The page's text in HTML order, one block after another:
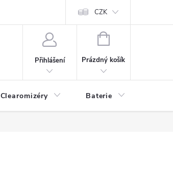
CZK
Přihlášení
NÁKUPNÍ
Prázdný košík
Clearomizéry Baterie